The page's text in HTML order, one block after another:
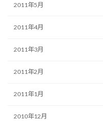
2011年5月
2011年4月
2011年3月
2011年2月
2011年1月
2010年12月